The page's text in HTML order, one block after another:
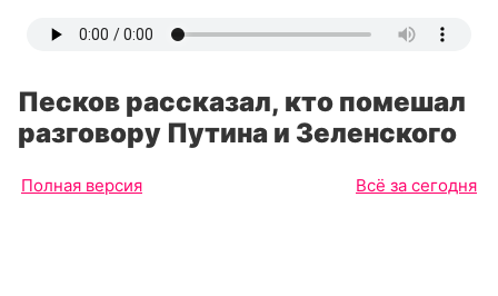
Песков рассказал, кто помешал
разговору Путина и Зеленского
Полная версия Всё за сегодня